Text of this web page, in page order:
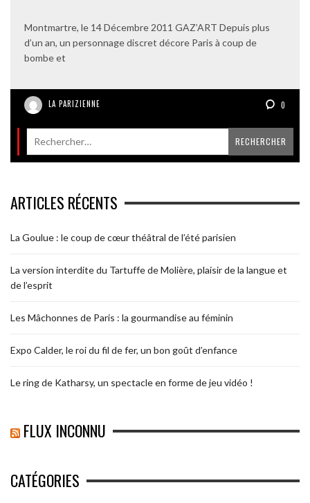
Montmartre, le 14 Décembre 2011 GAZ’ART Depuis plus
d’un an, un personnage discret décore Paris à coup de
bombe et
LA PARIZIENNE 0
ARTICLES RÉCENTS
La Goulue : le coup de cœur théâtral de l’été parisien
La version interdite du Tartuffe de Molière, plaisir de la langue et
de l’esprit
Les Mâchonnes de Paris : la gourmandise au féminin
Expo Calder, le roi du fil de fer, un bon goût d’enfance
Le ring de Katharsy, un spectacle en forme de jeu vidéo !
FLUX INCONNU
CATÉGORIES